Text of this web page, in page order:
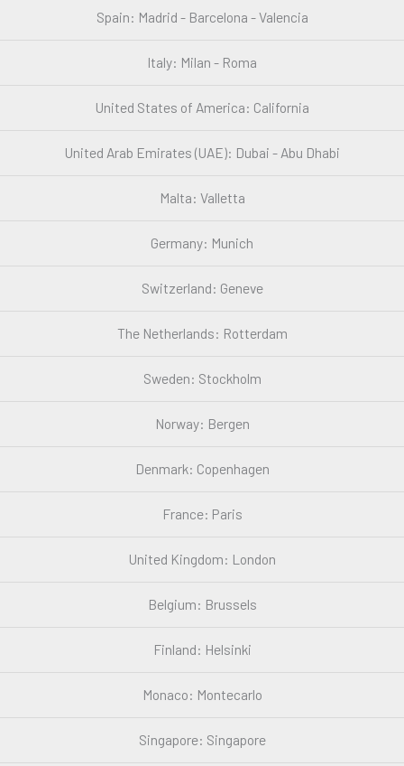
Spain: Madrid - Barcelona - Valencia
Italy: Milan - Roma
United States of America: California
United Arab Emirates (UAE): Dubai - Abu Dhabi
Malta: Valletta
Germany: Munich
Switzerland: Geneve
The Netherlands: Rotterdam
Sweden: Stockholm
Norway: Bergen
Denmark: Copenhagen
France: Paris
United Kingdom: London
Belgium: Brussels
Finland: Helsinki
Monaco: Montecarlo
Singapore: Singapore